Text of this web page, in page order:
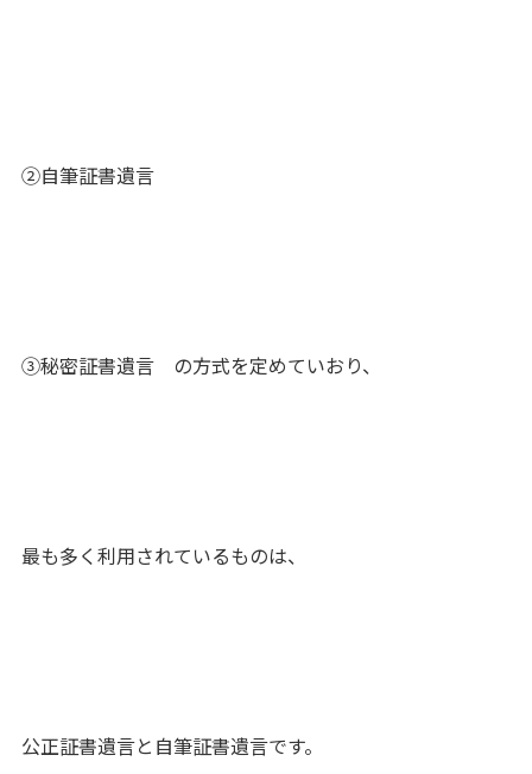
②自筆証書遺言
③秘密証書遺言 の方式を定めていおり、
最も多く利用されているものは、
公正証書遺言と自筆証書遺言です。